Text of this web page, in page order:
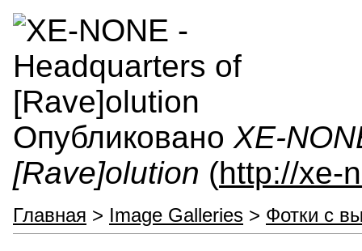
Опубликовано XE-
[Rave]olution (http://xe-
Главная > Image Galleries > Фотки с